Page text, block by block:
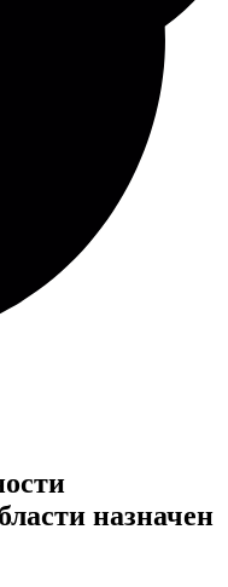
назначен